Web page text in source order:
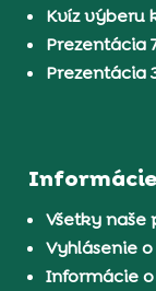
Kvíz výberu
Prezentácia
Prezentácia
Všetky
Vyhlásenie
Informácie